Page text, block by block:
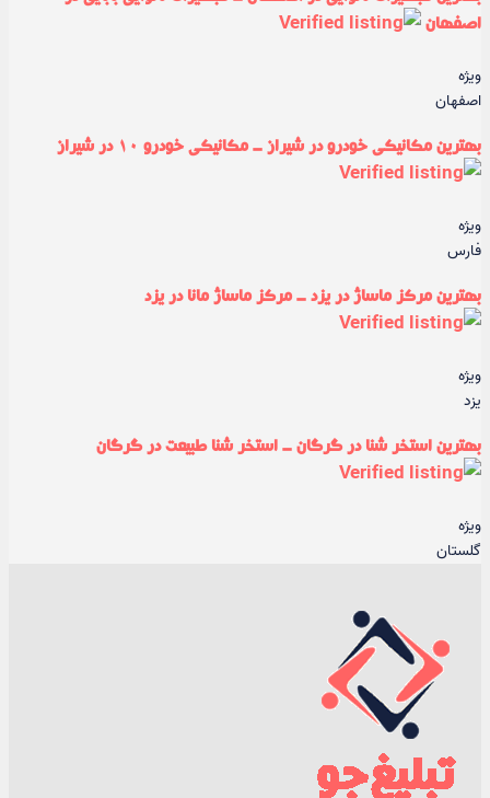
اصفهان
ویژه
اصفهان
بهترین مکانیکی خودرو در شیراز - مکانیکی خودرو ۱۰ در شیراز
ویژه
فارس
بهترین مرکز ماساژ در یزد - مرکز ماساژ مانا در یزد
ویژه
یزد
بهترین استخر شنا در گرگان - استخر شنا طبیعت در گرگان
ویژه
گلستان